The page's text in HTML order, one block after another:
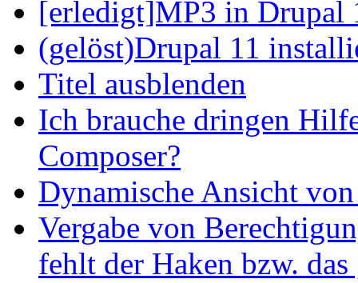
[erledigt]MP3 in Drupal
(gelöst)Drupal 11
Titel ausblenden
Ich brauche dringen
Composer?
Dynamische Ansicht
Vergabe von
fehlt der Haken bzw.